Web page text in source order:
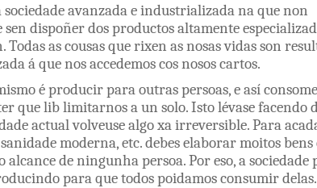
sociedadeavanzadaeindustrializadanaquenon
sen dispoñerdosproductosaltamente
.Todasascousasquerixen asnosasvidasson
áquenosaccedemoscosnososcartos.
éproducirparaoutraspersoas,easí
queliblimitarnosaun solo.Istolévasefacendo
actualvolveusealgoxairreversible.Para
sanidademoderna,etc.debeselaborarmoitosbens
alcancedeningunhapersoa.Poreso,asociedade
paraquetodospoidamosconsumirdelas.